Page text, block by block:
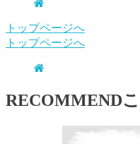
トップページへ
トップページへ
RECOMMEND